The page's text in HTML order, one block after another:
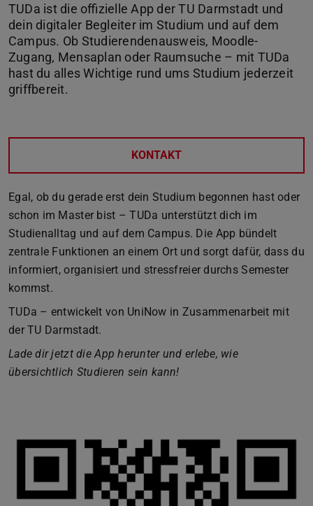
TUDa ist die offizielle App der TU Darmstadt und
dein digitaler Begleiter im Studium und auf dem
Campus. Ob Studierendenausweis, Moodle-
Zugang, Mensaplan oder Raumsuche – mit TUDa
hast du alles Wichtige rund ums Studium jederzeit
griffbereit.
KONTAKT
Egal, ob du gerade erst dein Studium begonnen hast oder
schon im Master bist – TUDa unterstützt dich im
Studienalltag und auf dem Campus. Die App bündelt
zentrale Funktionen an einem Ort und sorgt dafür, dass du
informiert, organisiert und stressfreier durchs Semester
kommst.
TUDa – entwickelt von UniNow in Zusammenarbeit mit
der TU Darmstadt.
Lade dir jetzt die App herunter und erlebe, wie
übersichtlich Studieren sein kann!
Download QR-Code